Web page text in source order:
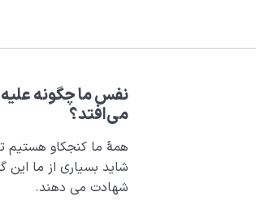
نفس ما چگونه
می‌افتد؟
همۀ ما کنجکاو هستیم
شاید بسیاری از ما این
شهادت می دهند.